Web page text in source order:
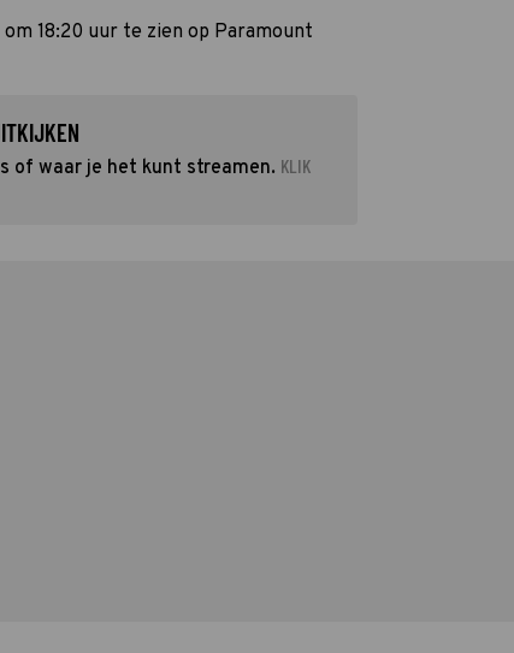
18:20 uur te zien op Paramount
of waar je het kunt streamen. KLIK